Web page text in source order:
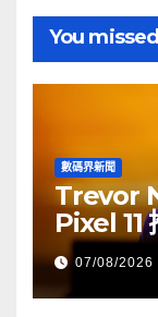
You missed
數碼界新聞
Trevor
Pixel 11
07/08/2026